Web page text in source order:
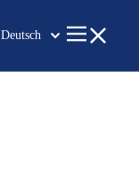
Deutsch